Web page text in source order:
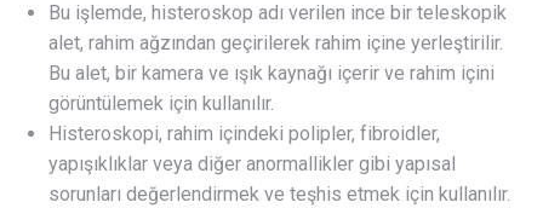
Bu işlemde, histeroskop adı verilen ince bir teleskopik
alet, rahim ağzından geçirilerek rahim içine yerleştirilir.
Bu alet, bir kamera ve ışık kaynağı içerir ve rahim içini
görüntülemek için kullanılır.
Histeroskopi, rahim içindeki polipler, fibroidler,
yapışıklıklar veya diğer anormallikler gibi yapısal
sorunları değerlendirmek ve teşhis etmek için kullanılır.